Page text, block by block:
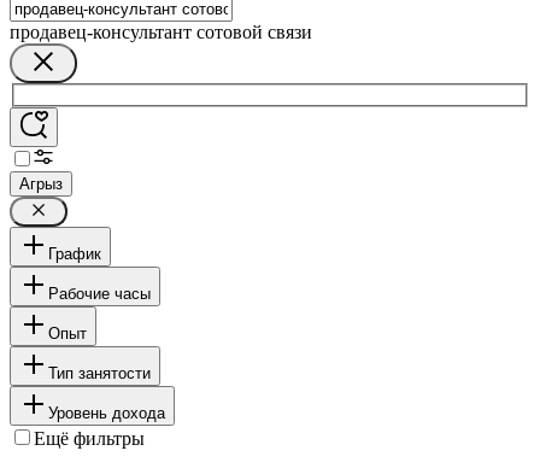
продавец-консультант сотовой связи
Агрыз
График
Рабочие часы
Опыт
Тип занятости
Уровень дохода
Ещё фильтры